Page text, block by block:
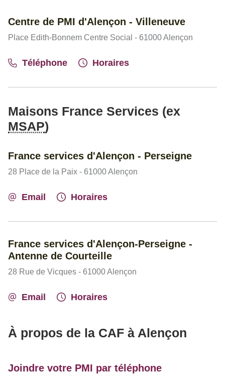
Centre de PMI d'Alençon - Villeneuve
Place Edith-Bonnem Centre Social - 61000 Alençon
Téléphone Horaires
Maisons France Services (ex
MSAP)
France services d'Alençon - Perseigne
28 Place de la Paix - 61000 Alençon
Email Horaires
France services d'Alençon-Perseigne -
Antenne de Courteille
28 Rue de Vicques - 61000 Alençon
Email Horaires
À propos de la CAF à Alençon
Joindre votre PMI par téléphone